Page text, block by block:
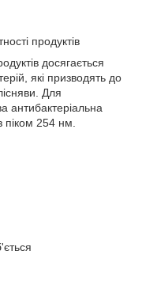
продуктів
досягається
які призводять до
Для
антибактеріальна
піком 254 нм.